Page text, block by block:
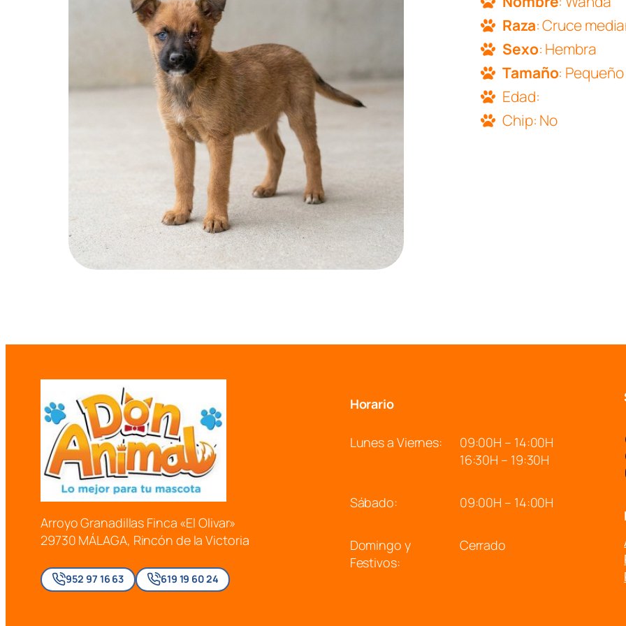
Raza: Cruce
Sexo: Hembra
Tamaño: Pequeño
Edad:
Chip: No
Arroyo Granadillas Finca «El Olivar»
29730 MÁLAGA, Rincón de la Victoria
952 97 16 63 619 19 60 24
Horario
Lunes a Viernes:
09:00H – 14:00H
16:30H – 19:30H
Sábado: 09:00H – 14:00H
Domingo y
Festivos:
Cerrado